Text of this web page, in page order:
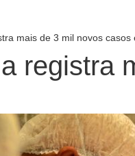
mais de 3 mil novos casos
registra